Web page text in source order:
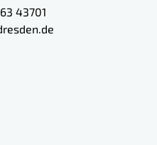
43701